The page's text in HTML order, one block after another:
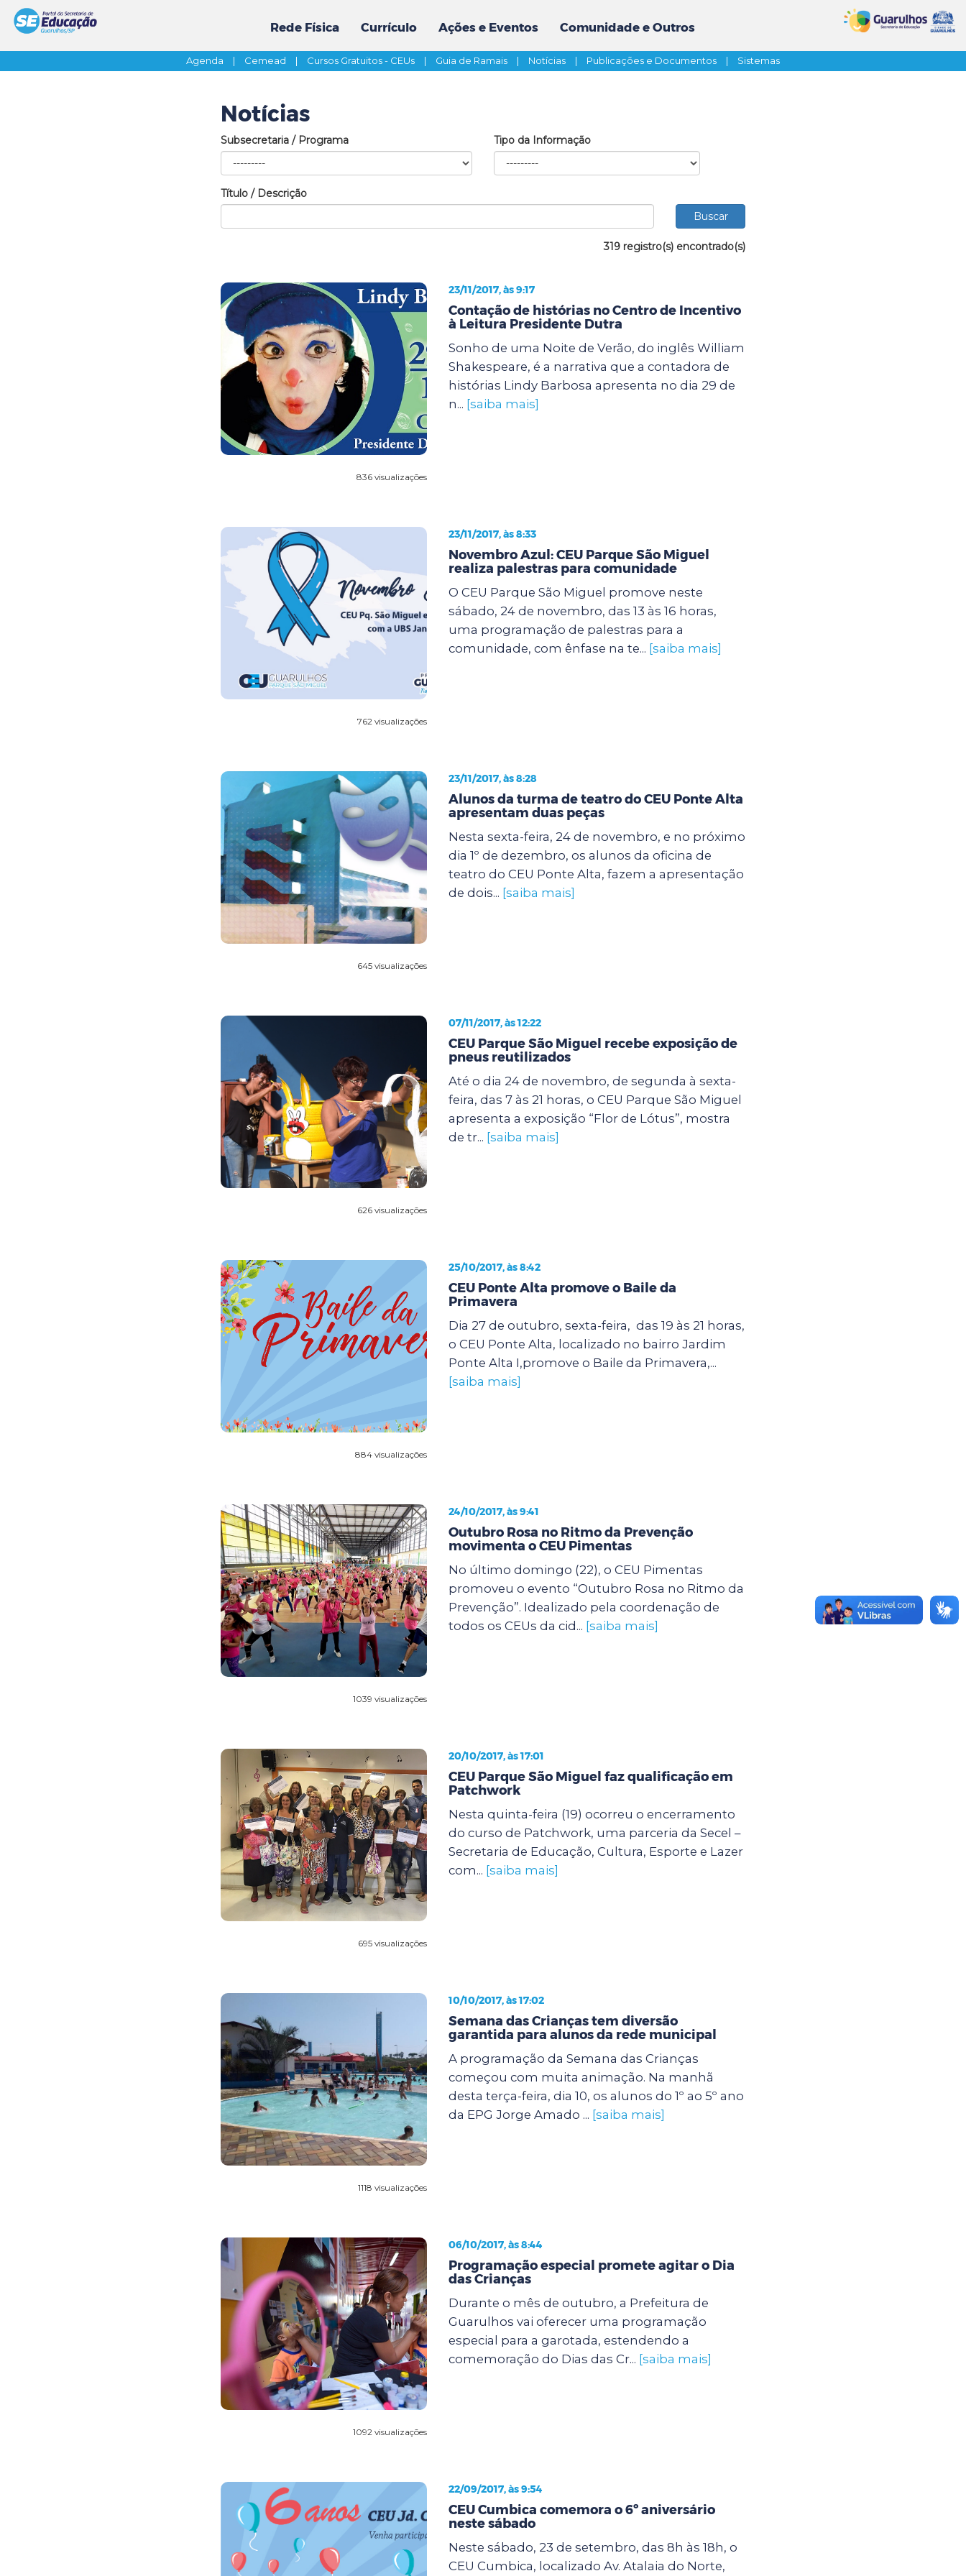
Rede Física Currículo Ações e Eventos Comunidade e Outros
Agenda | Cemead | Cursos Gratuitos - CEUs | Guia de Ramais | Notícias | Publicações e Documentos | Sistemas
Notícias
Subsecretaria / Programa Tipo da Informação
Título / Descrição
319 registro(s) encontrado(s)
836 visualizações
23/11/2017, às 9:17
Contação de histórias no Centro de Incentivo
à Leitura Presidente Dutra
Sonho de uma Noite de Verão, do inglês William
Shakespeare, é a narrativa que a contadora de
histórias Lindy Barbosa apresenta no dia 29 de
n... [saiba mais]
762 visualizações
23/11/2017, às 8:33
Novembro Azul: CEU Parque São Miguel
realiza palestras para comunidade
O CEU Parque São Miguel promove neste
sábado, 24 de novembro, das 13 às 16 horas,
uma programação de palestras para a
comunidade, com ênfase na te... [saiba mais]
645 visualizações
23/11/2017, às 8:28
Alunos da turma de teatro do CEU Ponte Alta
apresentam duas peças
Nesta sexta-feira, 24 de novembro, e no próximo
dia 1º de dezembro, os alunos da oficina de
teatro do CEU Ponte Alta, fazem a apresentação
de dois... [saiba mais]
626 visualizações
07/11/2017, às 12:22
CEU Parque São Miguel recebe exposição de
pneus reutilizados
Até o dia 24 de novembro, de segunda à sexta-
feira, das 7 às 21 horas, o CEU Parque São Miguel
apresenta a exposição “Flor de Lótus”, mostra
de tr... [saiba mais]
884 visualizações
25/10/2017, às 8:42
CEU Ponte Alta promove o Baile da
Primavera
Dia 27 de outubro, sexta-feira, das 19 às 21 horas,
o CEU Ponte Alta, localizado no bairro Jardim
Ponte Alta I,promove o Baile da Primavera,...
[saiba mais]
1039 visualizações
24/10/2017, às 9:41
Outubro Rosa no Ritmo da Prevenção
movimenta o CEU Pimentas
No último domingo (22), o CEU Pimentas
promoveu o evento “Outubro Rosa no Ritmo da
Prevenção”. Idealizado pela coordenação de
todos os CEUs da cid... [saiba mais]
695 visualizações
20/10/2017, às 17:01
CEU Parque São Miguel faz qualificação em
Patchwork
Nesta quinta-feira (19) ocorreu o encerramento
do curso de Patchwork, uma parceria da Secel –
Secretaria de Educação, Cultura, Esporte e Lazer
com... [saiba mais]
1118 visualizações
10/10/2017, às 17:02
Semana das Crianças tem diversão
garantida para alunos da rede municipal
A programação da Semana das Crianças
começou com muita animação. Na manhã
desta terça-feira, dia 10, os alunos do 1º ao 5º ano
da EPG Jorge Amado ... [saiba mais]
1092 visualizações
06/10/2017, às 8:44
Programação especial promete agitar o Dia
das Crianças
Durante o mês de outubro, a Prefeitura de
Guarulhos vai oferecer uma programação
especial para a garotada, estendendo a
comemoração do Dias das Cr... [saiba mais]
22/09/2017, às 9:54
CEU Cumbica comemora o 6º aniversário
neste sábado
Neste sábado, 23 de setembro, das 8h às 18h, o
CEU Cumbica, localizado Av. Atalaia do Norte,